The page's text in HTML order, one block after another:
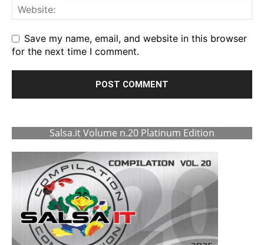
Save my name, email, and website in this browser
for the next time I comment.
Salsa.it Volume n.20 Platinum Edition